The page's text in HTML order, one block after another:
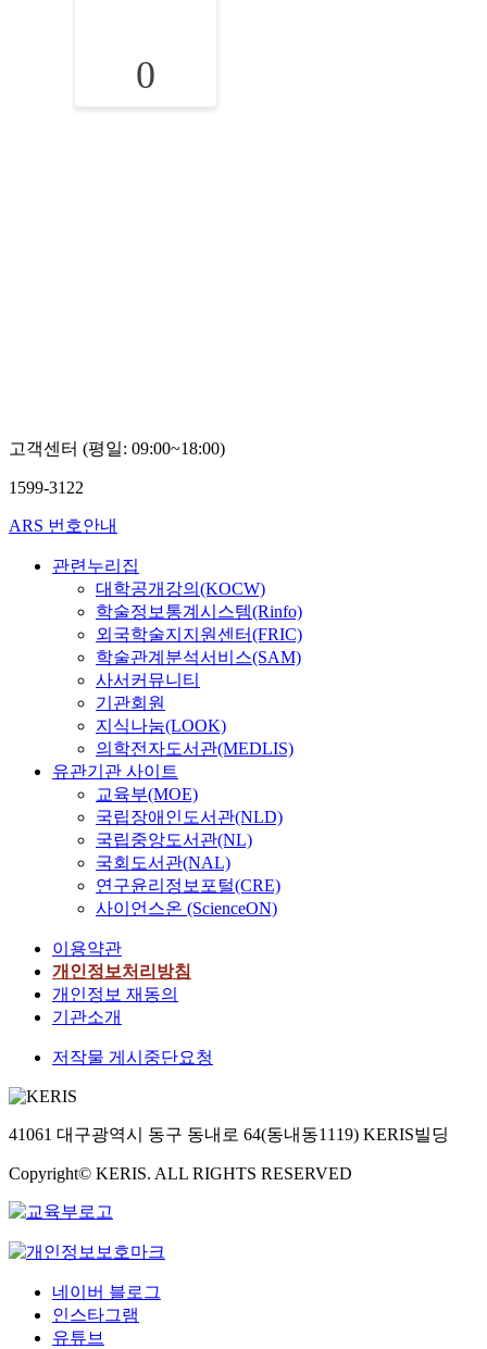
0
고객센터 (평일: 09:00~18:00)
1599-3122
ARS 번호안내
관련누리집
대학공개강의(KOCW)
학술정보통계시스템(Rinfo)
외국학술지지원센터(FRIC)
학술관계분석서비스(SAM)
사서커뮤니티
기관회원
지식나눔(LOOK)
의학전자도서관(MEDLIS)
유관기관 사이트
교육부(MOE)
국립장애인도서관(NLD)
국립중앙도서관(NL)
국회도서관(NAL)
연구윤리정보포털(CRE)
사이언스온 (ScienceON)
이용약관
개인정보처리방침
개인정보 재동의
기관소개
저작물 게시중단요청
41061 대구광역시 동구 동내로 64(동내동1119) KERIS빌딩
Copyright© KERIS. ALL RIGHTS RESERVED
네이버 블로그
인스타그램
유튜브